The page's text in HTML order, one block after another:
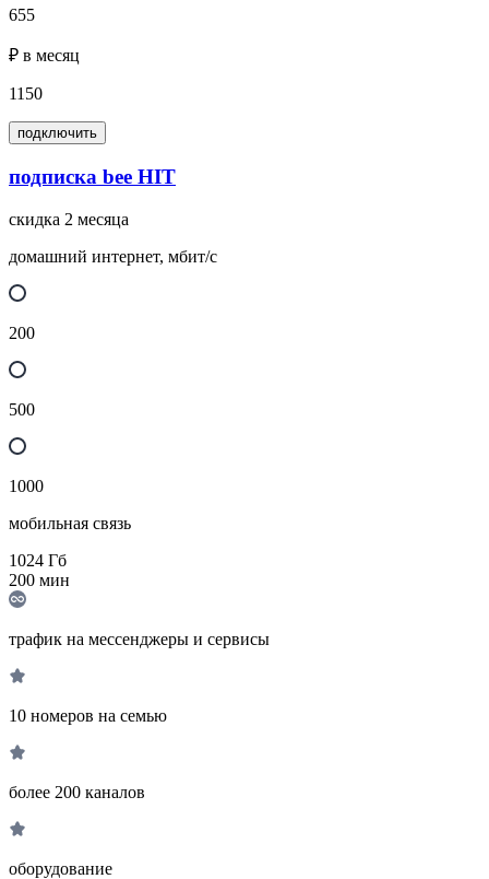
655
₽ в месяц
1150
подключить
подписка bee HIT
скидка 2 месяца
домашний интернет, мбит/с
200
500
1000
мобильная связь
1024 Гб
200 мин
трафик на мессенджеры и сервисы
10 номеров на семью
более 200 каналов
оборудование